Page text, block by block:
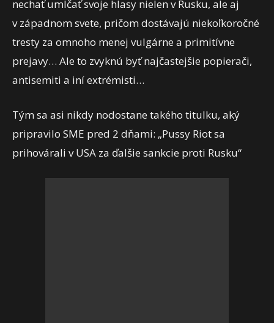
nechať umlčať svoje hlasy nielen v Rusku, ale aj
v západnom svete, pričom dostávajú niekoľkoročné
tresty za omnoho menej vulgárne a primitívne
prejavy… Ale to zvyknú byť najčastejšie popierači,
antisemiti a iní extrémisti…
Tým sa asi nikdy nodostane takého titulku, aký
pripravilo SME pred 2 dňami: „Pussy Riot sa
prihovárali v USA za ďalšie sankcie proti Rusku“